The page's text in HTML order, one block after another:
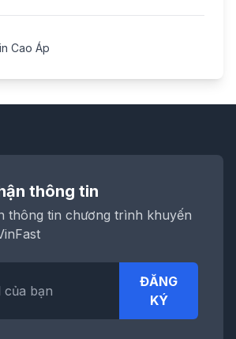
Cao Áp
thông tin
thông tin chương trình khuyến
ĐĂNG
KÝ